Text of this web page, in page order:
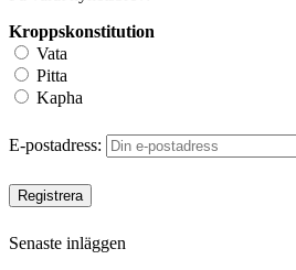
Kroppskonstitution
Vata
Pitta
Kapha
E-postadress:
Senaste inläggen